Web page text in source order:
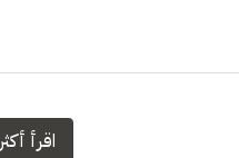
اقرأ أكثر